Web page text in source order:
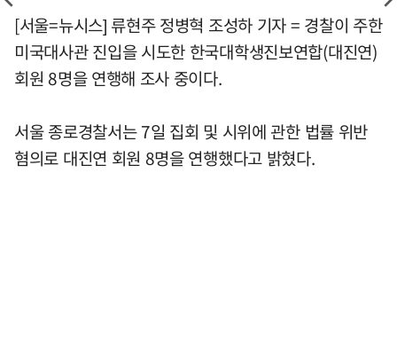
[서울=뉴시스] 류현주 정병혁 조성하 기자 = 경찰이 주한
미국대사관 진입을 시도한 한국대학생진보연합(대진연)
회원 8명을 연행해 조사 중이다.
서울 종로경찰서는 7일 집회 및 시위에 관한 법률 위반
혐의로 대진연 회원 8명을 연행했다고 밝혔다.